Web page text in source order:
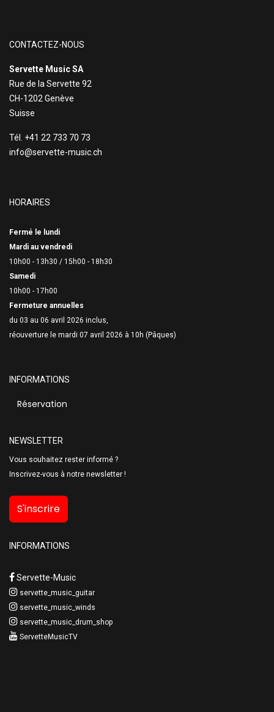
CONTACTEZ-NOUS
Servette Music SA
Rue de la Servette 92
CH-1202 Genève
Suisse
Tél. +41 22 733 70 73
info@servette-music.ch
HORAIRES
Fermé le lundi
Mardi au vendredi
10h00 - 13h30 / 15h00 - 18h30
Samedi
10h00 - 17h00
Fermeture annuelles
du 03 au 06 avril 2026 inclus,
réouverture le mardi 07 avril 2026 à 10h (Pâques)
INFORMATIONS
Réservation
NEWSLETTER
Vous souhaitez rester informé ?
Inscrivez-vous à notre newsletter !
S'inscrire
INFORMATIONS
Servette-Music
servette_music_guitar
servette_music_winds
servette_music_drum_shop
ServetteMusicTV